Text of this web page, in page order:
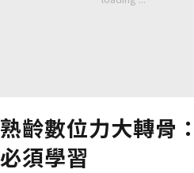
熟齡數位力大轉骨
必須學習